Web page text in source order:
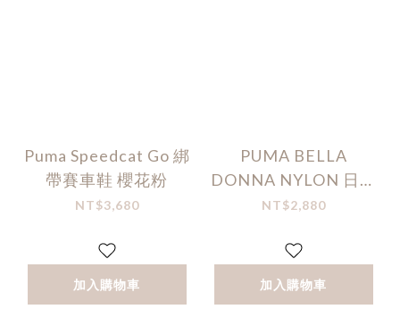
Puma Speedcat Go 綁
帶賽車鞋 櫻花粉
NT$3,680
加入購物車
PUMA BELLA
DONNA NYLON 日牌
別注配色
NT$2,880
加入購物車